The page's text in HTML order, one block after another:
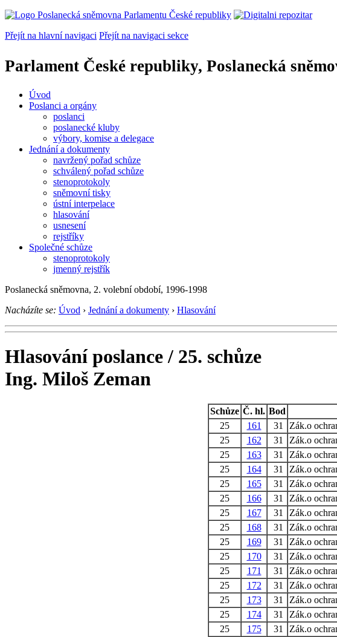
Přejít na hlavní navigaci Přejít na navigaci sekce
Parlament České republiky, Poslanecká
Úvod
Poslanci a orgány
poslanci
poslanecké kluby
výbory, komise a delegace
Jednání a dokumenty
navržený pořad schůze
schválený pořad schůze
stenoprotokoly
sněmovní tisky
ústní interpelace
hlasování
usnesení
rejstříky
Společné schůze
stenoprotokoly
jmenný rejstřík
Poslanecká sněmovna, 2. volební období, 1996-1998
Nacházíte se: Úvod › Jednání a dokumenty › Hlasování
Hlasování poslance / 25. schůze
Ing. Miloš Zeman
Schůze Č. hl. Bod
25
161 31 Zák.o
25
162 31 Zák.o
25
163 31 Zák.o
25
164 31 Zák.o
25
165 31 Zák.o
25
166 31 Zák.o
25
167 31 Zák.o
25
168 31 Zák.o
25
169 31 Zák.o
25
170 31 Zák.o
25
171 31 Zák.o
25
172 31 Zák.o
25
173 31 Zák.o
25
174 31 Zák.o
25
175 31 Zák.o